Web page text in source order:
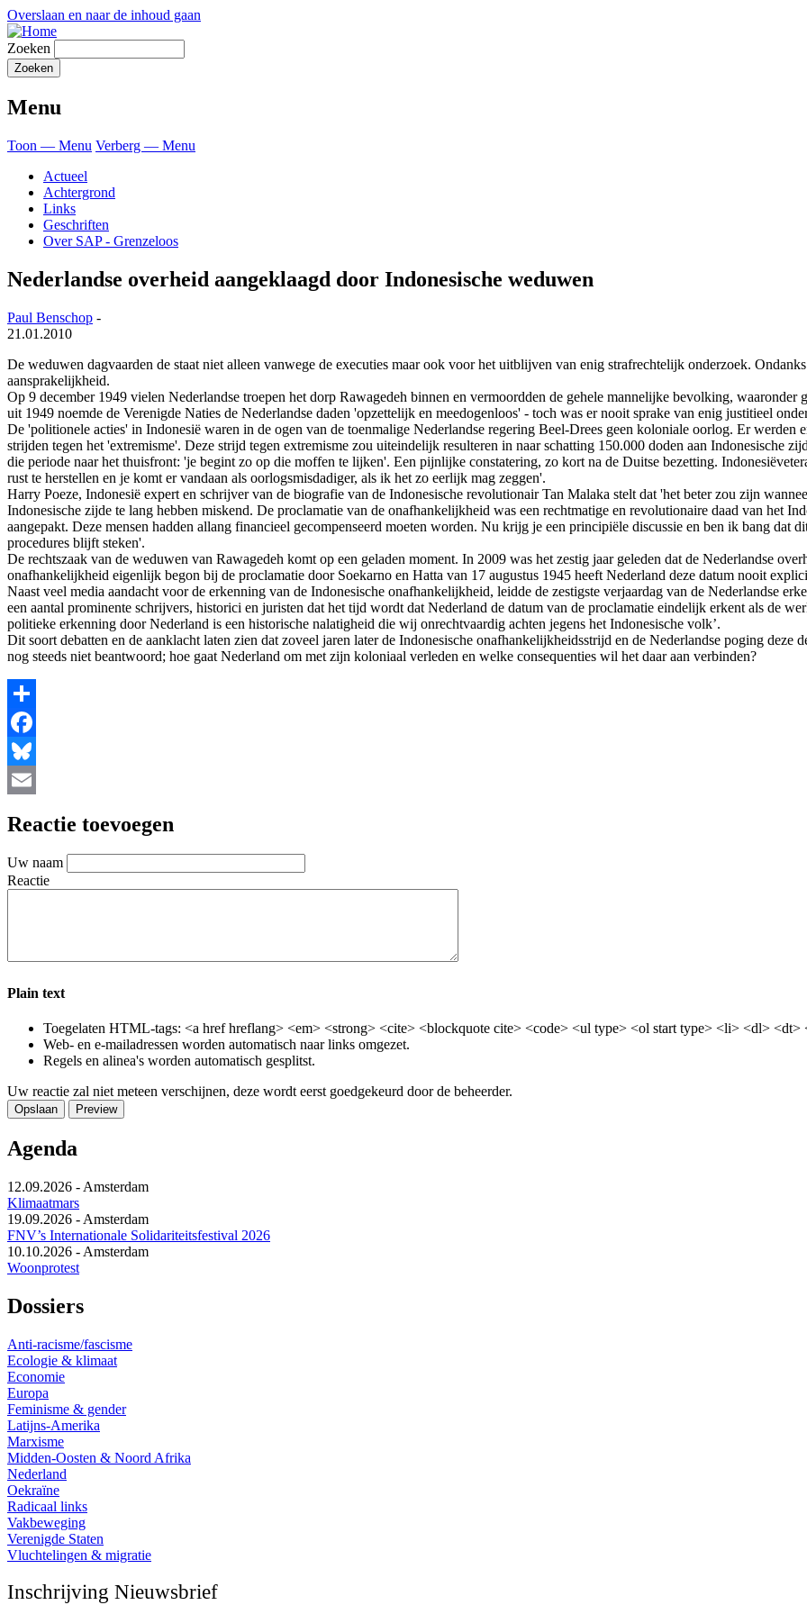
Overslaan en naar de inhoud gaan
Zoeken
Menu
Toon — Menu Verberg — Menu
Actueel
Achtergrond
Links
Geschriften
Over SAP - Grenzeloos
Nederlandse overheid aangeklaagd door Indonesische weduwen
Paul Benschop -
21.01.2010
De weduwen dagvaarden de staat niet alleen vanwege de executies maar ook voor het uitblijven van enig strafrechtelijk onderzoek.
aansprakelijkheid.
Op 9 december 1949 vielen Nederlandse troepen het dorp Rawagedeh binnen en vermoordden de gehele mannelijke bevolking, waaronder
uit 1949 noemde de Verenigde Naties de Nederlandse daden 'opzettelijk en meedogenloos' - toch was er nooit sprake van enig justitieel
De 'politionele acties' in Indonesië waren in de ogen van de toenmalige Nederlandse regering Beel-Drees geen koloniale oorlog. Er werden
strijden tegen het 'extremisme'. Deze strijd tegen extremisme zou uiteindelijk resulteren in naar schatting 150.000 doden aan Indonesische
die periode naar het thuisfront: 'je begint zo op die moffen te lijken'. Een pijnlijke constatering, zo kort na de Duitse bezetting.
rust te herstellen en je komt er vandaan als oorlogsmisdadiger, als ik het zo eerlijk mag zeggen'.
Harry Poeze, Indonesië expert en schrijver van de biografie van de Indonesische revolutionair Tan Malaka stelt dat 'het beter zou zijn
Indonesische zijde te lang hebben miskend. De proclamatie van de onafhankelijkheid was een rechtmatige en revolutionaire daad van het
aangepakt. Deze mensen hadden allang financieel gecompenseerd moeten worden. Nu krijg je een principiële discussie en ben ik bang dat
procedures blijft steken'.
De rechtszaak van de weduwen van Rawagedeh komt op een geladen moment. In 2009 was het zestig jaar geleden dat de Nederlandse
onafhankelijkheid eigenlijk begon bij de proclamatie door Soekarno en Hatta van 17 augustus 1945 heeft Nederland deze datum nooit
Naast veel media aandacht voor de erkenning van de Indonesische onafhankelijkheid, leidde de zestigste verjaardag van de Nederlandse
een aantal prominente schrijvers, historici en juristen dat het tijd wordt dat Nederland de datum van de proclamatie eindelijk erkent als de
politieke erkenning door Nederland is een historische nalatigheid die wij onrechtvaardig achten jegens het Indonesische volk’.
Dit soort debatten en de aanklacht laten zien dat zoveel jaren later de Indonesische onafhankelijkheidsstrijd en de Nederlandse poging
nog steeds niet beantwoord; hoe gaat Nederland om met zijn koloniaal verleden en welke consequenties wil het daar aan verbinden?
Share
Facebook
Bluesky
Reactie toevoegen
Uw naam
Reactie
Plain text
Toegelaten HTML-tags: <a href hreflang> <em> <strong> <cite> <blockquote cite> <code> <ul type> <ol start type> <li> <dl> <dt>
Web- en e-mailadressen worden automatisch naar links omgezet.
Regels en alinea's worden automatisch gesplitst.
Uw reactie zal niet meteen verschijnen, deze wordt eerst goedgekeurd door de beheerder.
Agenda
12.09.2026 - Amsterdam
Klimaatmars
19.09.2026 - Amsterdam
FNV’s Internationale Solidariteitsfestival 2026
10.10.2026 - Amsterdam
Woonprotest
Dossiers
Anti-racisme/fascisme
Ecologie & klimaat
Economie
Europa
Feminisme & gender
Latijns-Amerika
Marxisme
Midden-Oosten & Noord Afrika
Nederland
Oekraïne
Radicaal links
Vakbeweging
Verenigde Staten
Vluchtelingen & migratie
Inschrijving Nieuwsbrief